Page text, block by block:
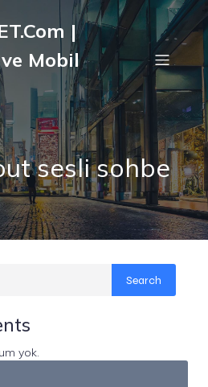
|
Mobil
sesli sohbe
Search
yok.